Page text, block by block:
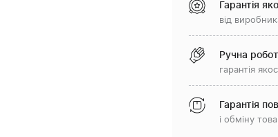
Гарантія
від
Ручна
гарантія
Гарантія
і обміну